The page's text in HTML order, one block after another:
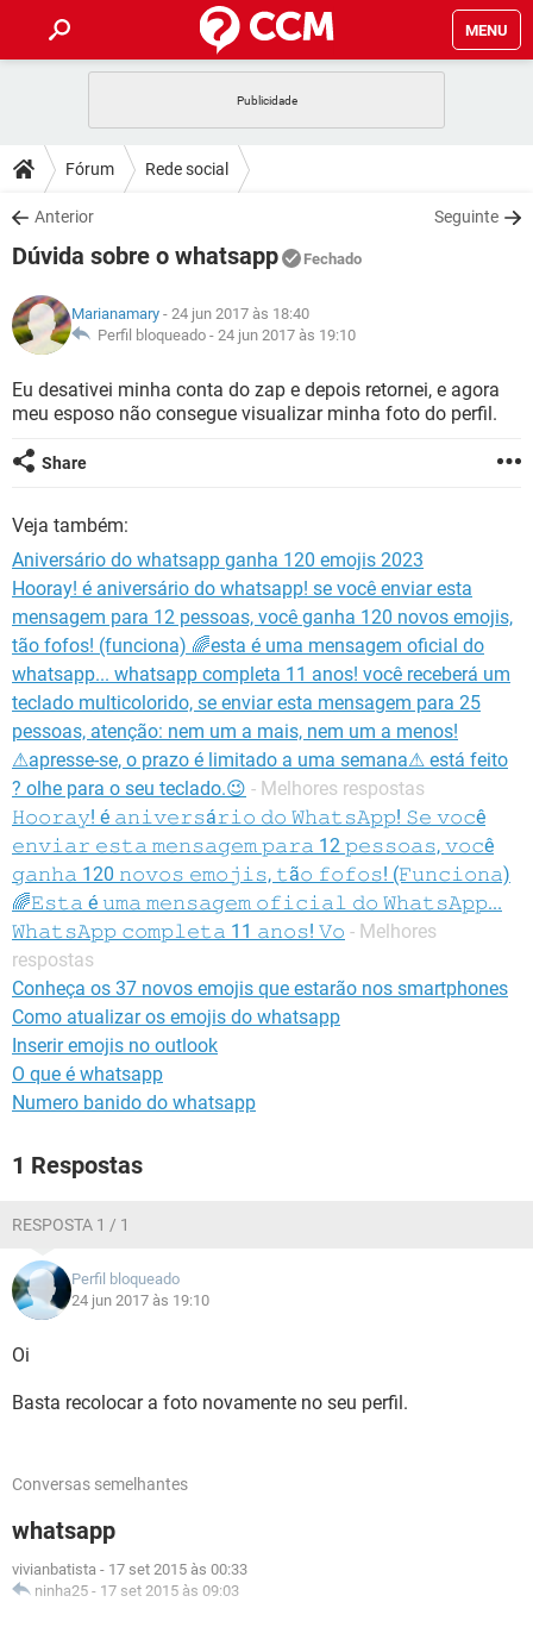
MENU
CELULAR
OUTLOOK
INSTAGRAM GMAIL
GUIA DE COMPRAS
DICAS
JOGOS
INSTAGRAM GMAIL
GUIA DE COMPRAS
DOWNLOADS
JOGOS WHATSAPP
CELULAR
OUTLOOK EXCEL
INSTAGRAM GMAIL
GUIA DE COMPRAS
JOGOS WHATSAPP
CELULAR
OUTLOOK EXCEL
GLOSSÁRIO
JOGOS WHATSAPP
CELULAR FACEBOOK
OUTLOOK
GUIA DE COMPRAS
Fórum Rede social
Anterior Seguinte
Dúvida sobre o whatsapp Fechado
Marianamary - 24 jun 2017 às 18:40
Perfil bloqueado - 24 jun 2017 às 19:10
Eu desativei minha conta do zap e depois retornei, e agora
meu esposo não consegue visualizar minha foto do perfil.
Share
Veja também:
Aniversário do whatsapp ganha 120 emojis 2023
Hooray! é aniversário do whatsapp! se você enviar esta
mensagem para 12 pessoas, você ganha 120 novos emojis,
tão fofos! (funciona) 🌈esta é uma mensagem oficial do
whatsapp... whatsapp completa 11 anos! você receberá um
teclado multicolorido, se enviar esta mensagem para 25
pessoas, atenção: nem um a mais, nem um a menos!
⚠apresse-se, o prazo é limitado a uma semana⚠ está feito
? olhe para o seu teclado.😉 - Melhores respostas
𝙷𝚘𝚘𝚛𝚊𝚢! é 𝚊𝚗𝚒𝚟𝚎𝚛𝚜á𝚛𝚒𝚘 𝚍𝚘 𝚆𝚑𝚊𝚝𝚜𝙰𝚙𝚙! 𝚂𝚎 𝚟𝚘𝚌ê
𝚎𝚗𝚟𝚒𝚊𝚛 𝚎𝚜𝚝𝚊 𝚖𝚎𝚗𝚜𝚊𝚐𝚎𝚖 𝚙𝚊𝚛𝚊 12 𝚙𝚎𝚜𝚜𝚘𝚊𝚜, 𝚟𝚘𝚌ê
𝚐𝚊𝚗𝚑𝚊 120 𝚗𝚘𝚟𝚘𝚜 𝚎𝚖𝚘𝚓𝚒𝚜, 𝚝ã𝚘 𝚏𝚘𝚏𝚘𝚜! (𝙵𝚞𝚗𝚌𝚒𝚘𝚗𝚊)
🌈𝙴𝚜𝚝𝚊 é 𝚞𝚖𝚊 𝚖𝚎𝚗𝚜𝚊𝚐𝚎𝚖 𝚘𝚏𝚒𝚌𝚒𝚊𝚕 𝚍𝚘 𝚆𝚑𝚊𝚝𝚜𝙰𝚙𝚙...
𝚆𝚑𝚊𝚝𝚜𝙰𝚙𝚙 𝚌𝚘𝚖𝚙𝚕𝚎𝚝𝚊 11 𝚊𝚗𝚘𝚜! 𝚅𝚘 - Melhores
respostas
Conheça os 37 novos emojis que estarão nos smartphones
Como atualizar os emojis do whatsapp
Inserir emojis no outlook
O que é whatsapp
Numero banido do whatsapp
1 Respostas
RESPOSTA 1 / 1
Perfil bloqueado
24 jun 2017 às 19:10
Oi
Basta recolocar a foto novamente no seu perfil.
Conversas semelhantes
whatsapp
vivianbatista - 17 set 2015 às 00:33
ninha25 - 17 set 2015 às 09:03